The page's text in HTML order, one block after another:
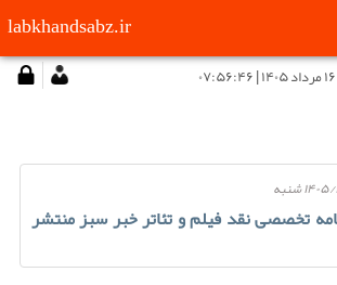
labkhandsabz.ir
شنبه
هفته نامه تخصصی نقد فیلم و تئاتر خبر سبز منتشر